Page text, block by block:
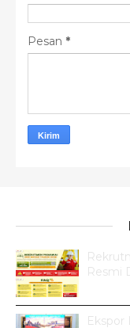
Pesan *
Resmi
Ekspor